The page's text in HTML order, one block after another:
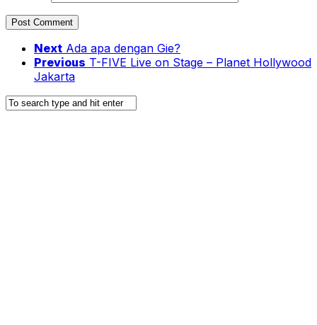
Next Ada apa dengan Gie?
Previous T-FIVE Live on Stage – Planet Hollywood
Jakarta